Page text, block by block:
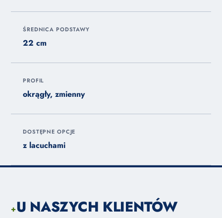
ŚREDNICA PODSTAWY
22 cm
PROFIL
okrągły, zmienny
DOSTĘPNE OPCJE
z lacuchami
+U NASZYCH KLIENTÓW